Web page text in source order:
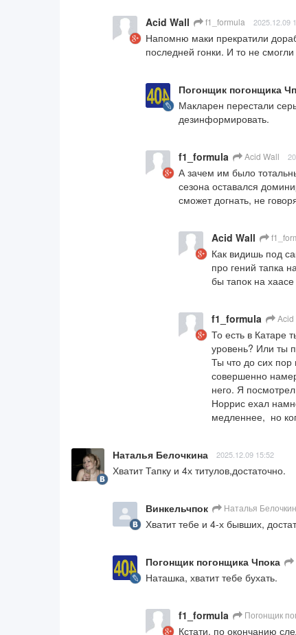
Acid Wall f1_formula 2025.12.09
Напомню маки прекратили
последней гонки. И то не смогли
Погонщик погонщика
Макларен перестали
дезинформировать.
f1_formula Acid Wall
А зачем им было
сезона оставался
сможет догнать, не
Acid Wall
Как видишь под
про гений тапка
бы тапок на
f1_formula Acid
То есть в Катаре
уровень? Или ты
Ты что до сих пор
совершенно
него. Я посмотрел
Норрис ехал
медленнее,  но
Наталья Белочкина 2025.12.09 15:52
Хватит Тапку и 4х титулов,достаточно.
Винкельчпок Наталья
Хватит тебе и 4-х бывших,
Погонщик погонщика Чпока
Наташка, хватит тебе бухать.
f1_formula Погонщик
Кстати, по окончанию